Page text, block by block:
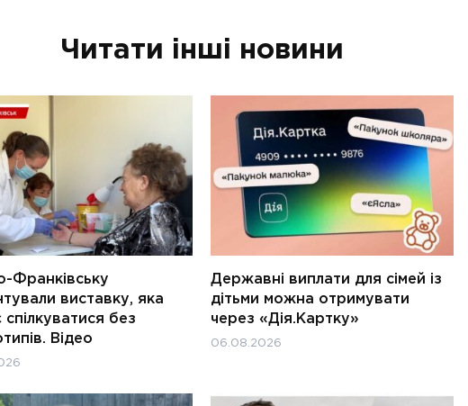
Читати інші новини
Франківську
виставку, яка
спілкуватися без
Відео
Державні виплати для сімей із
дітьми можна отримувати
через «Дія.Картку»
06.08.2026